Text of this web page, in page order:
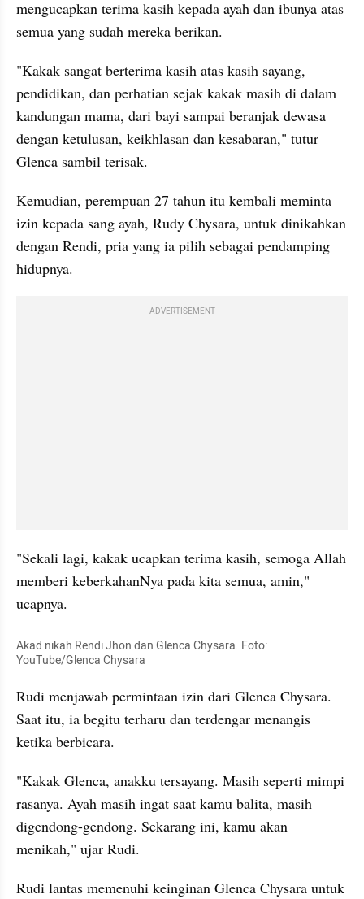
mengucapkan terima kasih kepada ayah dan ibunya atas
semua yang sudah mereka berikan.
"Kakak sangat berterima kasih atas kasih sayang,
pendidikan, dan perhatian sejak kakak masih di dalam
kandungan mama, dari bayi sampai beranjak dewasa
dengan ketulusan, keikhlasan dan kesabaran," tutur
Glenca sambil terisak.
Kemudian, perempuan 27 tahun itu kembali meminta
izin kepada sang ayah, Rudy Chysara, untuk dinikahkan
dengan Rendi, pria yang ia pilih sebagai pendamping
hidupnya.
ADVERTISEMENT
"Sekali lagi, kakak ucapkan terima kasih, semoga Allah
memberi keberkahanNya pada kita semua, amin,"
ucapnya.
Akad nikah Rendi Jhon dan Glenca Chysara. Foto:
YouTube/Glenca Chysara
Rudi menjawab permintaan izin dari Glenca Chysara.
Saat itu, ia begitu terharu dan terdengar menangis
ketika berbicara.
"Kakak Glenca, anakku tersayang. Masih seperti mimpi
rasanya. Ayah masih ingat saat kamu balita, masih
digendong-gendong. Sekarang ini, kamu akan
menikah," ujar Rudi.
Rudi lantas memenuhi keinginan Glenca Chysara untuk